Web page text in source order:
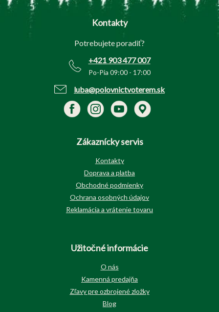
Kontakty
Potrebujete poradiť?
+421 903 477 007
Po-Pia 09:00 - 17:00
luba@polovnictvoterem.sk
Zákaznícky servis
Kontakty
Doprava a platba
Obchodné podmienky
Ochrana osobných údajov
Reklamácia a vrátenie tovaru
Užitočné informácie
O nás
Kamenná predajňa
Zľavy pre ozbrojené zložky
Blog